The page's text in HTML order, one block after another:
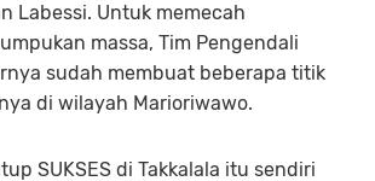
Labessi. Untuk memecah
massa, Tim Pengendali
sudah membuat beberapa titik
di wilayah Marioriwawo.
SUKSES di Takkalala itu sendiri